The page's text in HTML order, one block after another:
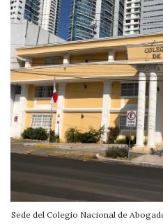
Sede del Colegio Nacional de